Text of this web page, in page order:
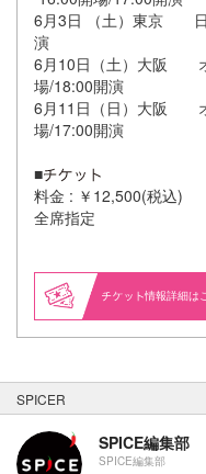
6月3日 （土）東京
演
6月10日（土）大
場/18:00開演
6月11日（日）大
場/17:00開演
■
料金 : ￥12,500(税込)
全席指定
情報詳細は
SPICER
SPICE編集部
SPICE編集部